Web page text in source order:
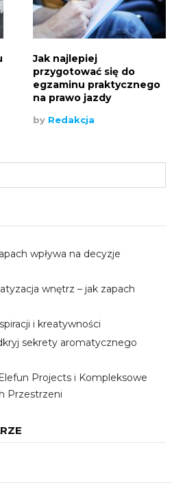
Jak najlepiej
przygotować się do
egzaminu praktycznego
na prawo jazdy
by Redakcja
wpływa na decyzje
wnętrz – jak zapach
i kreatywności
sekrety aromatycznego
Projects i Kompleksowe
Przestrzeni